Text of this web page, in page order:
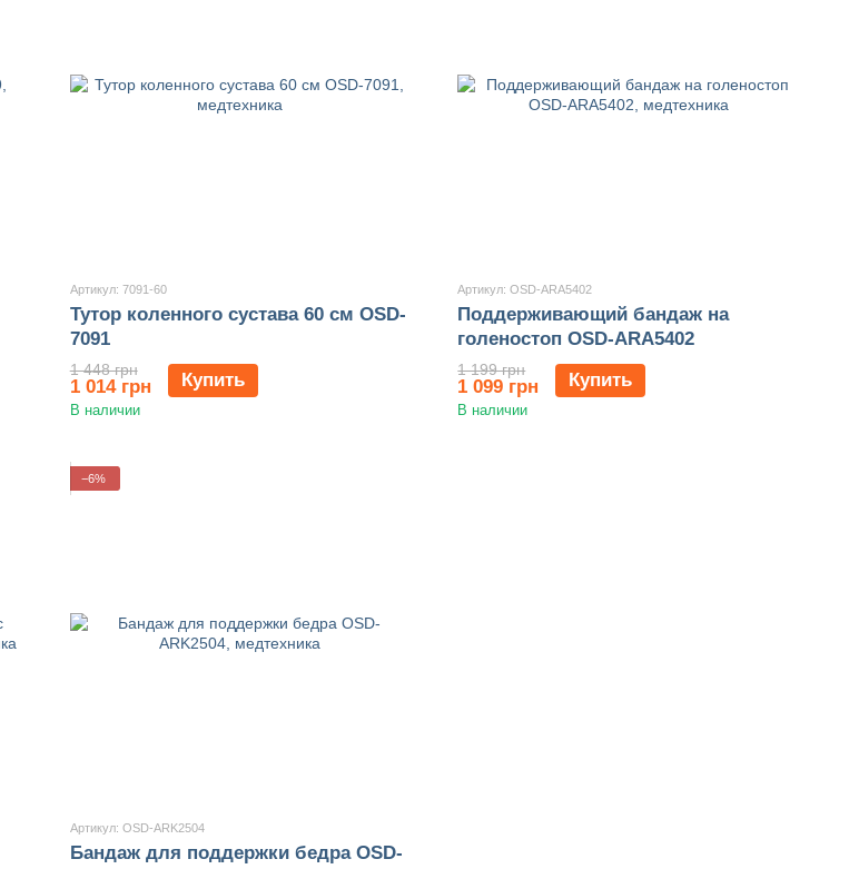
Артикул: 7091-60
Тутор коленного сустава 60 см OSD-
7091
1 448 грн
1 014 грн Купить
В наличии
Артикул: OSD-ARA5402
Поддерживающий бандаж на
голеностоп OSD-ARA5402
1 199 грн
1 099 грн Купить
В наличии
−6%
Артикул: OSD-ARK2504
Бандаж для поддержки бедра OSD-